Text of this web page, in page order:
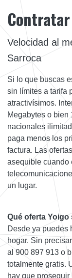
Velocidad al
Sarroca
Si lo que buscas
sin límites a tarifa
atractivísimos.
Megabytes o bien
nacionales
paga menos los
factura. Las
asequible cuando
un lugar.
Qué oferta
Desde ya puedes
hogar. Sin
al 900 897 913 o
totalmente gratis.
hay que